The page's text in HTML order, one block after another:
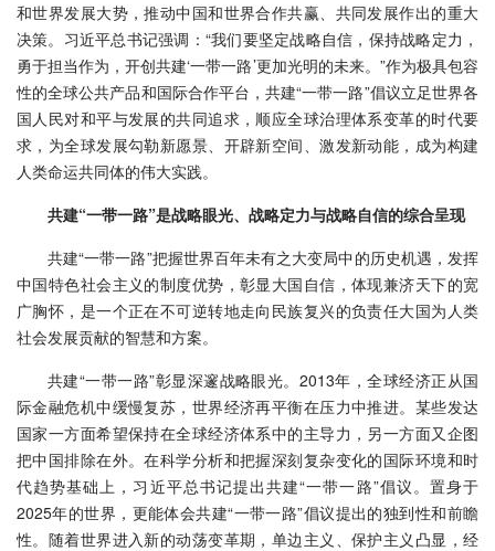
和世界发展大势，推动中国和世界合作共赢、共同发展作出的重大
决策。习近平总书记强调：“我们要坚定战略自信，保持战略定力，
勇于担当作为，开创共建‘一带一路’更加光明的未来。”作为极具包容
性的全球公共产品和国际合作平台，共建“一带一路”倡议立足世界各
国人民对和平与发展的共同追求，顺应全球治理体系变革的时代要
求，为全球发展勾勒新愿景、开辟新空间、激发新动能，成为构建
人类命运共同体的伟大实践。
共建“一带一路”是战略眼光、战略定力与战略自信的综合呈现
共建“一带一路”把握世界百年未有之大变局中的历史机遇，发挥
中国特色社会主义的制度优势，彰显大国自信，体现兼济天下的宽
广胸怀，是一个正在不可逆转地走向民族复兴的负责任大国为人类
社会发展贡献的智慧和方案。
共建“一带一路”彰显深邃战略眼光。2013年，全球经济正从国
际金融危机中缓慢复苏，世界经济再平衡在压力中推进。某些发达
国家一方面希望保持在全球经济体系中的主导力，另一方面又企图
把中国排除在外。在科学分析和把握深刻复杂变化的国际环境和时
代趋势基础上，习近平总书记提出共建“一带一路”倡议。置身于
2025年的世界，更能体会共建“一带一路”倡议提出的独到性和前瞻
性。随着世界进入新的动荡变革期，单边主义、保护主义凸显，经